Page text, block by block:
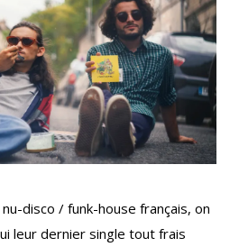
disco / funk-house français, on
leur dernier single tout frais